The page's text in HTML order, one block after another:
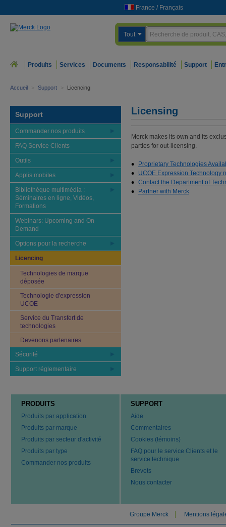
France / Français
Tout
Produits Services Documents Responsabilité Support
Accueil > Support > Licencing
Support
Commander nos produits
FAQ Service Clients
Outils
Applis mobiles
Bibliothèque multimédia :
Séminaires en ligne, Vidéos,
Formations
Webinars: Upcoming and On
Demand
Options pour la recherche
Licencing
Technologies de marque
déposée
Technologie d'expression
UCOE
Service du Transfert de
technologies
Devenons partenaires
Sécurité
Support réglementaire
Licensing
Merck makes its own and its
parties for out-licensing.
Proprietary Technologies
UCOE Expression Technology
Contact the Department of
Partner with Merck
PRODUITS
Produits par application
Produits par marque
Produits par secteur d'activité
Produits par type
Commander nos produits
SUPPORT
Aide
Commentaires
Cookies (témoins)
FAQ pour le service Clients et le
service technique
Brevets
Nous contacter
Groupe Merck Mentions